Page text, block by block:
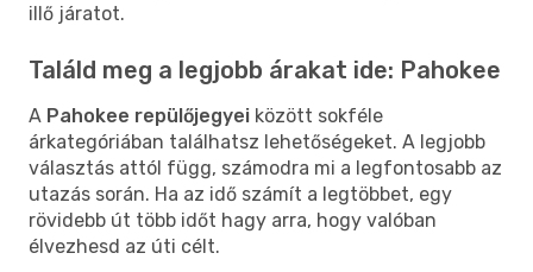
illő járatot.
Találd meg a legjobb árakat ide: Pahokee
A Pahokee repülőjegyei között sokféle
árkategóriában találhatsz lehetőségeket. A legjobb
választás attól függ, számodra mi a legfontosabb az
utazás során. Ha az idő számít a legtöbbet, egy
rövidebb út több időt hagy arra, hogy valóban
élvezhesd az úti célt.